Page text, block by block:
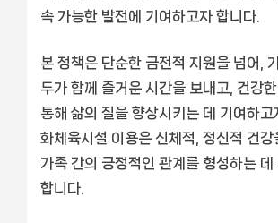
속 가능한 발전에 기여하고자 합니다.
본 정책은 단순한 금전적 지원을 넘어,
두가 함께 즐거운 시간을 보내고, 건강
통해 삶의 질을 향상시키는 데 기여하고
화체육시설 이용은 신체적, 정신적 건강
가족 간의 긍정적인 관계를 형성하는
합니다.